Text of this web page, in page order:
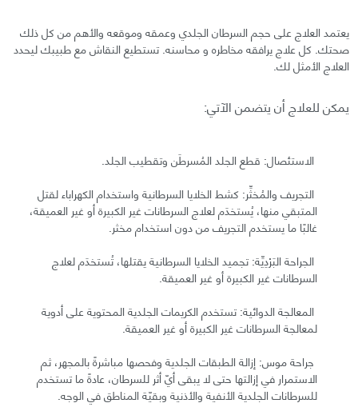
يعتمد العلاج على حجم السرطان الجلدي وعمقه وموقعه والأهم من كل ذلك
صحتك. كل علاج يرافقه مخاطره و محاسنه. تستطيع النقاش مع طبيبك ليحدد
العلاج الأمثل لك.
يمكن للعلاج أن يتضمن الآتي:
الاستئصال: قطع الجلد المُسرطَن وتقطيب الجلد.
التجريف والمُخثِّر: كشط الخلايا السرطانية واستخدام الكهراباء لقتل
المتبقي منها، يُستخدَم لعلاج السرطانات غير الكبيرة أو غير العميقة،
غالبًا ما يستخدم التجريف من دون استخدام مخثر.
الجراحة البَرْدِيِّة: تجميد الخلايا السرطانية يقتلها، تُستخدَم لعلاج
السرطانات غير الكبيرة أو غير العميقة.
المعالجة الدوائية: تستخدم الكريمات الجلدية المحتوية على أدوية
لمعالجة السرطانات غير الكبيرة أو غير العميقة.
جراحة موس: إزالة الطبقات الجلدية وفحصها مباشرةً بالمجهر، ثم
الاستمرار في إزالتها حتى لا يبقى أيّ أثر للسرطان، عادةً ما تستخدم
للسرطانات الجلدية الأنفية والأذنية وبقيّة المناطق في الوجه.